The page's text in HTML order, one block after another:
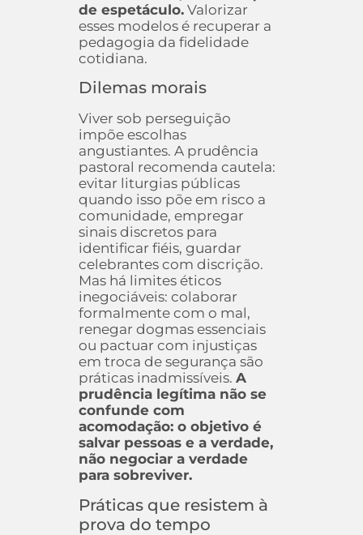
de espetáculo. Valorizar
esses modelos é recuperar a
pedagogia da fidelidade
cotidiana.
Dilemas morais
Viver sob perseguição
impõe escolhas
angustiantes. A prudência
pastoral recomenda cautela:
evitar liturgias públicas
quando isso põe em risco a
comunidade, empregar
sinais discretos para
identificar fiéis, guardar
celebrantes com discrição.
Mas há limites éticos
inegociáveis: colaborar
formalmente com o mal,
renegar dogmas essenciais
ou pactuar com injustiças
em troca de segurança são
práticas inadmissíveis.A
prudência legítima não se
confunde com
acomodação: o objetivo é
salvar pessoas e a verdade,
não negociar a verdade
para sobreviver.
Práticas que resistem à
prova do tempo